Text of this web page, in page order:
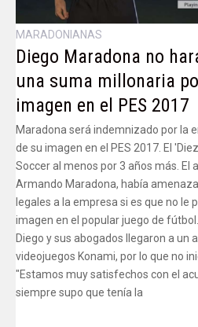
MARADONIANAS
Diego Maradona no
una suma millonaria
imagen en el PES 2017
Maradona será indemnizado por la
de su imagen en el PES 2017. El
Soccer al menos por 3 años más. El
Armando Maradona, había
legales a la empresa si es que no le
imagen en el popular juego de
Diego y sus abogados llegaron a un
videojuegos Konami, por lo que no
"Estamos muy satisfechos con el
siempre supo que tenía la